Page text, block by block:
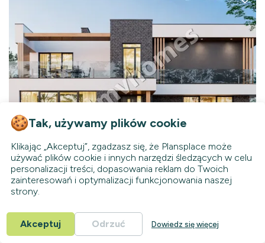
64494R
329 m² Piętrowy
3
Tak, używamy plików cookie
Klikając „Akceptuj”, zgadzasz się, że Plansplace może
używać plików cookie i innych narzędzi śledzących w celu
personalizacji treści, dopasowania reklam do Twoich
zainteresowań i optymalizacji funkcjonowania naszej
strony.
Akceptuj Odrzuć Dowiedz się więcej